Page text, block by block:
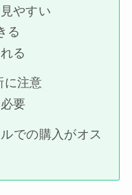
やすい
る
る
に注意
要
での購入がオス